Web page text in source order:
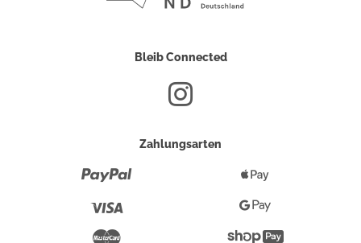
Bleib Connected
Zahlungsarten
Pay
Google
Pay